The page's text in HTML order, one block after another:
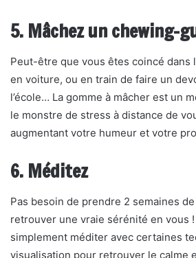
5. Mâchez un chewing-
Peut-être que vous êtes coincé dans
en voiture, ou en train de faire un
l’école… La gomme à mâcher est un
le monstre de stress à distance de
augmentant votre humeur et votre
6. Méditez
Pas besoin de prendre 2 semaines
retrouver une vraie sérénité en vous
simplement méditer avec certaines
visualisation pour retrouver le calme